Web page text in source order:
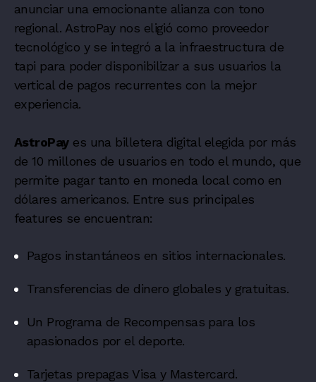
anunciar una emocionante alianza con tono
regional. AstroPay nos eligió como proveedor
tecnológico y se integró a la infraestructura de
tapi para poder disponibilizar a sus usuarios la
vertical de pagos recurrentes con la mejor
experiencia.
AstroPayes una billetera digital elegida por más
de 10 millones de usuarios en todo el mundo, que
permite pagar tanto en moneda local como en
dólares americanos. Entre sus principales
features se encuentran:
Pagos instantáneos en sitios internacionales.
Transferencias de dinero globales y gratuitas.
Un Programa de Recompensas para los
apasionados por el deporte.
Tarjetas prepagas Visa y Mastercard.